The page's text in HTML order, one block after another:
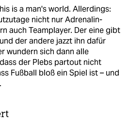
is a man's world. Allerdings:
nicht nur Adrenalin-
auch Teamplayer. Der eine gibt
der andere jazzt ihn dafür
wundern sich dann alle
der Plebs partout nicht
Fußball bloß ein Spiel ist – und